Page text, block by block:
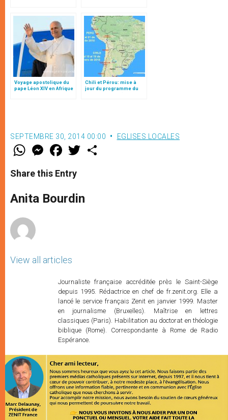
Voyage apostolique du
pape Léon XIV en Afrique
Chili et Pérou: mise à
jour du programme du
SEPTEMBRE 30, 2014 00:00 EGLISES LOCALES
W
t
s
p
p
M
e
s
e
g
e
F
a
e
b
o
k
w
r
Share this Entry
Anita Bourdin
View all articles
Journaliste française accréditée près le Saint-Siège
depuis 1995. Rédactrice en chef de fr.zenit.org. Elle a
lancé le service français Zenit en janvier 1999. Master
en journalisme (Bruxelles). Maîtrise en lettres
classiques (Paris). Habilitation au doctorat en théologie
biblique (Rome). Correspondante à Rome de Radio
Espérance.